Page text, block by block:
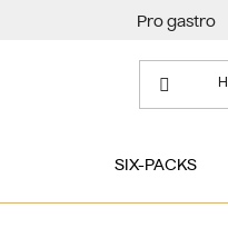
Pro gastro
SIX-PACKS